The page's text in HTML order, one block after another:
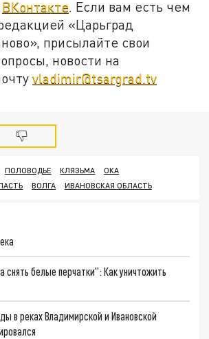
ВКонтакте . Если вам есть чем
«Царьград
присылайте свои
новости на
vladimir@tsargrad.tv
ПОЛОВОДЬЕ КЛЯЗЬМА
ОКА
ВОЛГА ИВАНОВСКАЯ ОБЛАСТЬ
снять белые перчатки": Как уничтожить
в реках Владимирской и Ивановской